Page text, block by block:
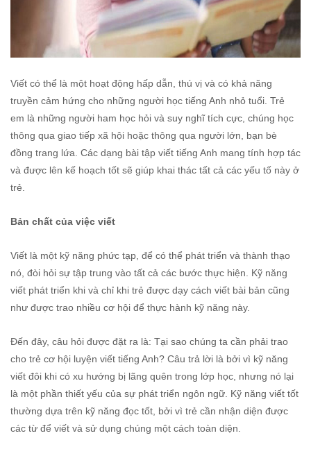
Viết có thể là một hoạt động hấp dẫn, thú vị và có khả năng
truyền cảm hứng cho những người học tiếng Anh nhỏ tuổi. Trẻ
em là những người ham học hỏi và suy nghĩ tích cực, chúng học
thông qua giao tiếp xã hội hoặc thông qua người lớn, bạn bè
đồng trang lứa. Các dạng bài tập viết tiếng Anh mang tính hợp tác
và được lên kế hoạch tốt sẽ giúp khai thác tất cả các yếu tố này ở
trẻ.
Bản chất của việc viết
Viết là một kỹ năng phức tạp, để có thể phát triển và thành thạo
nó, đòi hỏi sự tập trung vào tất cả các bước thực hiện. Kỹ năng
viết phát triển khi và chỉ khi trẻ được dạy cách viết bài bản cũng
như được trao nhiều cơ hội để thực hành kỹ năng này.
Đến đây, câu hỏi được đặt ra là: Tại sao chúng ta cần phải trao
cho trẻ cơ hội luyện viết tiếng Anh? Câu trả lời là bởi vì kỹ năng
viết đôi khi có xu hướng bị lãng quên trong lớp học, nhưng nó lại
là một phần thiết yếu của sự phát triển ngôn ngữ. Kỹ năng viết tốt
thường dựa trên kỹ năng đọc tốt, bởi vì trẻ cần nhận diện được
các từ để viết và sử dụng chúng một cách toàn diện.